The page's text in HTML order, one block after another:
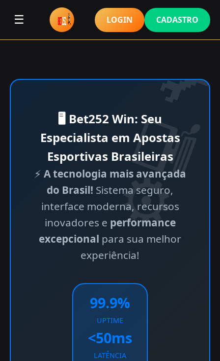
☰ LOGIN CADASTRO
🖥 Bet252 Win: Seu
Especialista em Apostas
Esportivas Brasileiras
⚡ A tecnologia mais avançada
do Brasil! Sistema seguro,
interface moderna, recursos
inovadores e performance
excepcional para sua melhor
experiência!
99.9%
UPTIME
<50ms
LATÊNCIA